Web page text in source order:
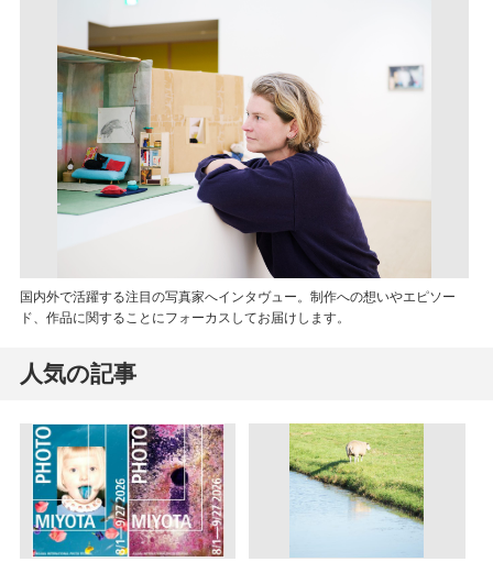
国内外で活躍する注目の写真家へインタヴュー。制作への想いやエピソー
ド、作品に関することにフォーカスしてお届けします。
人気の記事